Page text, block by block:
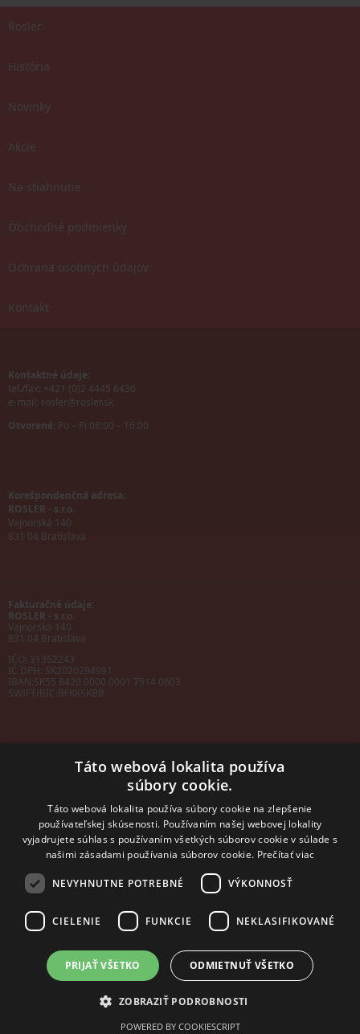
Rosler
História
Novinky
Akcie
Na stiahnutie
Obchodné podmienky
Ochrana osobných údajov
Kontakt
Kontaktné údaje:
tel./fax: +421 (0)2 4445 6436
e-mail: rosler@rosler.sk
Otvorené: Po – Pi 08:00 – 16:00
Korešpondenčná adresa:
ROSLER - s.r.o.
Vajnorská 140
831 04 Bratislava
Fakturačné údaje:
ROSLER - s.r.o.
Vajnorská 140
831 04 Bratislava
IČO: 31352243
IČ DPH: SK2020294991
IBAN:SK55 8420 0000 0001 7514 0603
SWIFT/BIC:BFKKSKBB
sales@rosler.sk
Regionálni zástupcovia
Západ a stred:
+421 903 728 402
Východ
mobil: +421 901 728 409
2014 - 2026 © ROSLER s.r.o.
Tvorba web stránok
aredakčný systém odAlejTech, spol. s r.o.
Táto webová lokalita používa
súbory cookie.
Táto webová lokalita používa súbory cookie na zlepšenie
používateľskej skúsenosti. Používaním našej webovej lokality
vyjadrujete súhlas s používaním všetkých súborov cookie v súlade s
našimi zásadami používania súborov cookie. Prečítať viac
NEVYHNUTNE POTREBNÉ VÝKONNOSŤ
CIELENIE FUNKCIE NEKLASIFIKOVANÉ
PRIJAŤ VŠETKO ODMIETNUŤ VŠETKO
ZOBRAZIŤ PODROBNOSTI
POWERED BY COOKIESCRIPT